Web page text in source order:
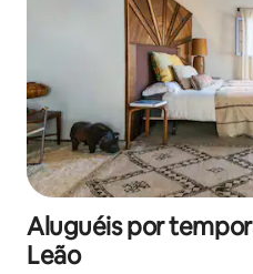
Aluguéis por
Leão